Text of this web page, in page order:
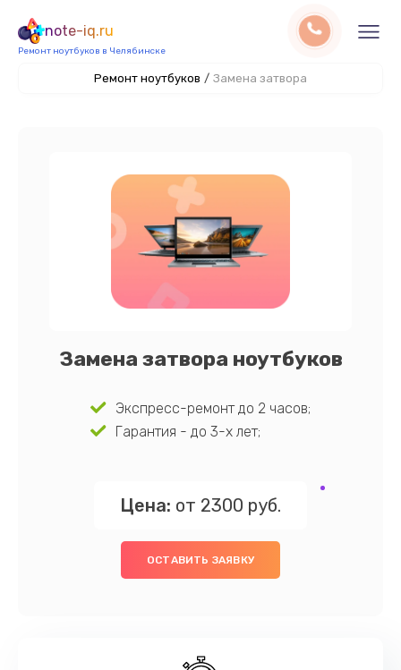
note-iq.ru
Ремонт ноутбуков в Челябинске
Ремонт ноутбуков / Замена затвора
Замена затвора ноутбуков
Экспресс-ремонт до 2 часов;
Гарантия - до 3-х лет;
Цена: от 2300 руб.
ОСТАВИТЬ ЗАЯВКУ